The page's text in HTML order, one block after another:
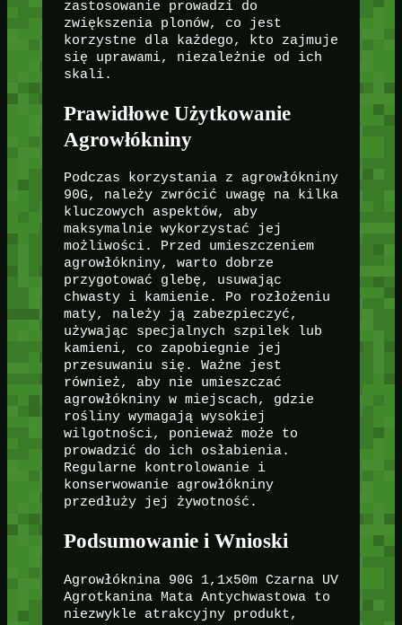
zastosowanie prowadzi do
zwiększenia plonów, co jest
korzystne dla każdego, kto zajmuje
się uprawami, niezależnie od ich
skali.
Prawidłowe Użytkowanie
Agrowłókniny
Podczas korzystania z agrowłókniny
90G, należy zwrócić uwagę na kilka
kluczowych aspektów, aby
maksymalnie wykorzystać jej
możliwości. Przed umieszczeniem
agrowłókniny, warto dobrze
przygotować glebę, usuwając
chwasty i kamienie. Po rozłożeniu
maty, należy ją zabezpieczyć,
używając specjalnych szpilek lub
kamieni, co zapobiegnie jej
przesuwaniu się. Ważne jest
również, aby nie umieszczać
agrowłókniny w miejscach, gdzie
rośliny wymagają wysokiej
wilgotności, ponieważ może to
prowadzić do ich osłabienia.
Regularne kontrolowanie i
konserwowanie agrowłókniny
przedłuży jej żywotność.
Podsumowanie i Wnioski
Agrowłóknina 90G 1,1x50m Czarna UV
Agrotkanina Mata Antychwastowa to
niezwykle atrakcyjny produkt,